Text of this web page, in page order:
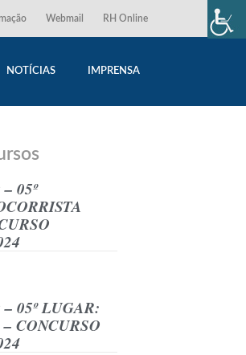
Webmail RH Online
NOTÍCIAS IMPRENSA
05º
05º LUGAR:
CONCURSO